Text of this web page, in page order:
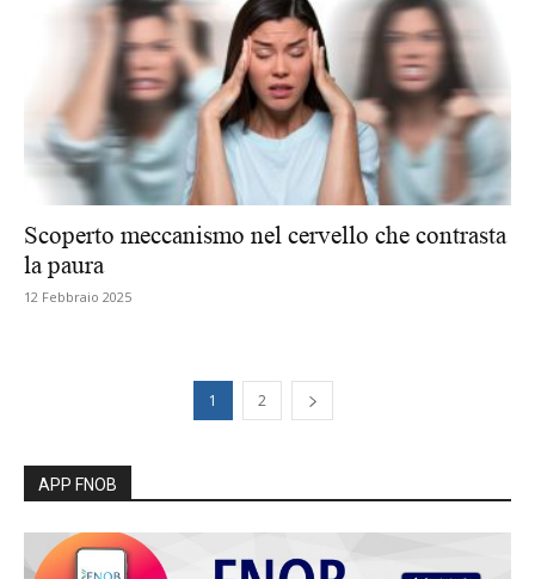
Scoperto meccanismo nel cervello che contrasta
la paura
12 Febbraio 2025
1 2
APP FNOB